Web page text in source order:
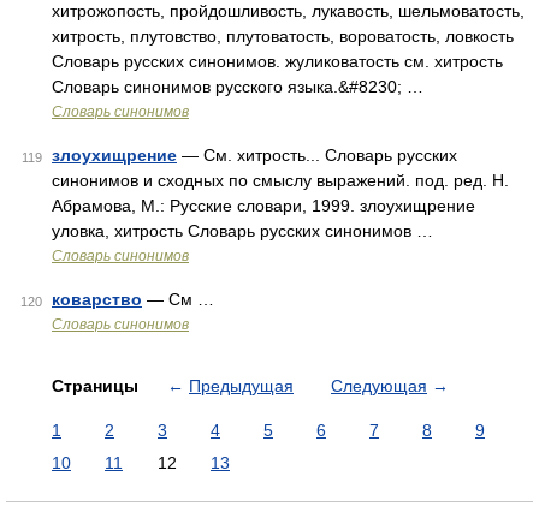
хитрожопость, пройдошливость, лукавость, шельмоватость,
хитрость, плутовство, плутоватость, вороватость, ловкость
Словарь русских синонимов. жуликоватость см. хитрость
Словарь синонимов русского языка.&#8230; …
Словарь синонимов
119 злоухищрение — См. хитрость... Словарь русских
синонимов и сходных по смыслу выражений. под. ред. Н.
Абрамова, М.: Русские словари, 1999. злоухищрение
уловка, хитрость Словарь русских синонимов …
Словарь синонимов
120 коварство — См …
Словарь синонимов
Страницы ← Предыдущая Следующая →
1 2 3 4 5 6 7 8
9
10
11 12 13